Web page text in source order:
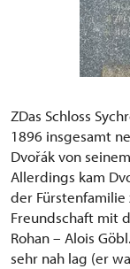
ZDas Schloss
1896 insgesamt
Dvořák von
Allerdings kam
der Fürstenfamilie
Freundschaft mit
Rohan – Alois
sehr nah lag (er